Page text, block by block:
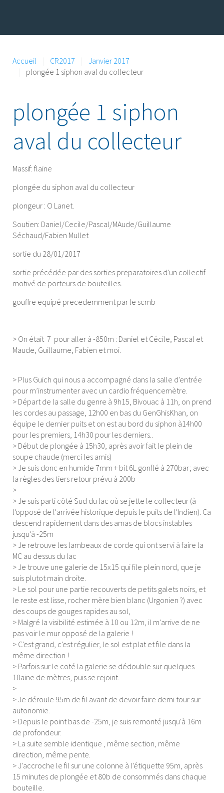
Accueil CR2017
Janvier 2017
plongée 1 siphon aval du collecteur
plongée 1 siphon
aval du collecteur
Massif: flaine
plongée du siphon aval du collecteur
plongeur : O Lanet.
Soutien: Daniel/Cecile/Pascal/MAude/Guillaume
Séchaud/Fabien Mullet
sortie du 28/01/2017
sortie précédée par des sorties preparatoires d'un collectif
motivé de porteurs de bouteilles.
gouffre equipé precedemment par le scmb
> On était 7 pour aller à -850m : Daniel et Cécile, Pascal et
Maude, Guillaume, Fabien et moi.
> Plus Guich qui nous a accompagné dans la salle d'entrée
pour m’instrumenter avec un cardio fréquencemètre.
> Départ de la salle du genre à 9h15, Bivouac à 11h, on prend
les cordes au passage, 12h00 en bas du GenGhisKhan, on
équipe le dernier puits et on est au bord du siphon à14h00
pour les premiers, 14h30 pour les derniers..
> Début de plongée à 15h30, après avoir fait le plein de
soupe chaude (merci les amis)
> Je suis donc en humide 7mm + bit 6L gonflé à 270bar; avec
la règles des tiers retour prévu à 200b
>
> Je suis parti côté Sud du lac où se jette le collecteur (à
l'opposé de l'arrivée historique depuis le puits de l'Indien). Ca
descend rapidement dans des amas de blocs instables
jusqu'à -25m
> Je retrouve les lambeaux de corde qui ont servi à faire la
MC au dessus du lac
> Je trouve une galerie de 15x15 qui file plein nord, que je
suis plutot main droite.
> Le sol pour une partie recouverts de petits galets noirs, et
le reste est lisse, rocher mère bien blanc (Urgonien ?) avec
des coups de gouges rapides au sol,
> Malgré la visibilité estimée à 10 ou 12m, il m'arrive de ne
pas voir le mur opposé de la galerie !
> C'est grand, c'est régulier, le sol est plat et file dans la
même direction !
> Parfois sur le coté la galerie se dédouble sur quelques
10aine de mètres, puis se rejoint.
>
> Je déroule 95m de fil avant de devoir faire demi tour sur
autonomie.
> Depuis le point bas de -25m, je suis remonté jusqu'à 16m
de profondeur.
> La suite semble identique , même section, même
direction, même pente.
> J'accroche le fil sur une colonne à l'étiquette 95m, après
15 minutes de plongée et 80b de consommés dans chaque
bouteille.